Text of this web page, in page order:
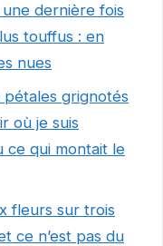
une dernière fois
touffus : en
nues
pétales grignotés
où je suis
ce qui montait le
fleurs sur trois
ce n’est pas du